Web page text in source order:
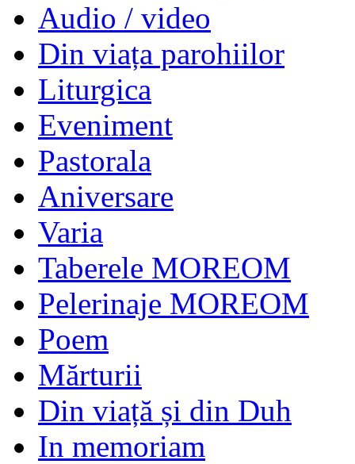
Audio / video
Din viața parohiilor
Liturgica
Eveniment
Pastorala
Aniversare
Varia
Taberele MOREOM
Pelerinaje MOREOM
Poem
Mărturii
Din viață și din Duh
In memoriam